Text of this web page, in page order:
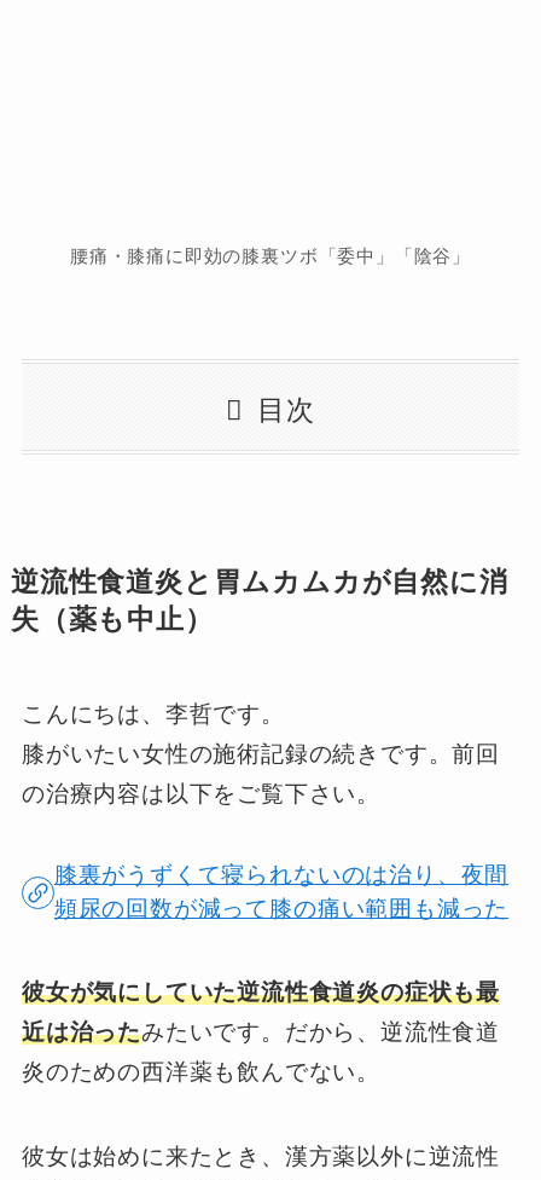
腰痛・膝痛に即効の膝裏ツボ「委中」「陰谷」
目次
逆流性食道炎と胃ムカムカが自然に消
失（薬も中止）
こんにちは、李哲です。
膝がいたい女性の施術記録の続きです。前回
の治療内容は以下をご覧下さい。
膝裏がうずくて寝られないのは治り、夜間
頻尿の回数が減って膝の痛い範囲も減った
彼女が気にしていた逆流性食道炎の症状も最
近は治ったみたいです。だから、逆流性食道
炎のための西洋薬も飲んでない。
彼女は始めに来たとき、漢方薬以外に逆流性